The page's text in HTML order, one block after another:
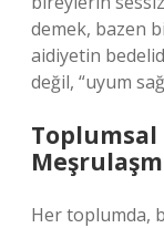
demek, bazen
aidiyetin
değil, “uyum
Toplumsal
Her toplumda,